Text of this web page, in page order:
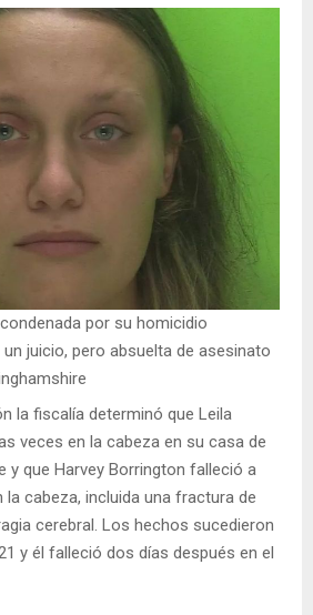
por su homicidio
juicio, pero absuelta de asesinato
la fiscalía determinó que Leila
veces en la cabeza en su casa de
y que Harvey Borrington falleció a
la cabeza, incluida una fractura de
cerebral. Los hechos sucedieron
y él falleció dos días después en el